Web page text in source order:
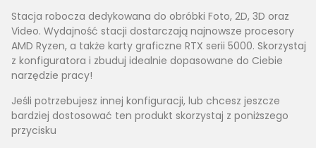
Stacja robocza dedykowana do obróbki Foto, 2D, 3D oraz
Video. Wydajność stacji dostarczają najnowsze procesory
AMD Ryzen, a także karty graficzne RTX serii 5000. Skorzystaj
z konfiguratora i zbuduj idealnie dopasowane do Ciebie
narzędzie pracy!
Jeśli potrzebujesz innej konfiguracji, lub chcesz jeszcze
bardziej dostosować ten produkt skorzystaj z poniższego
przycisku